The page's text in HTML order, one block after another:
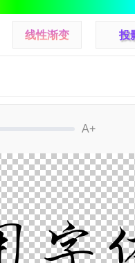
线性渐变 投
A+